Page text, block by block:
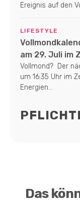
Ereignis auf den
LIFESTYLE
am 29. Juli im
Vollmond? Der
um 16:35 Uhr im
Energien...
Das